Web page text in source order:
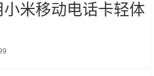
米移动电话卡轻体